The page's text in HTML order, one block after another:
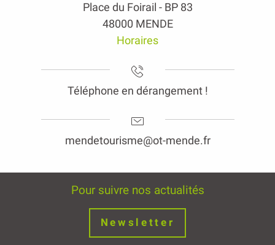
Place du Foirail - BP 83
48000 MENDE
Horaires
Téléphone en dérangement !
mendetourisme@ot-mende.fr
Pour suivre nos actualités
Newsletter